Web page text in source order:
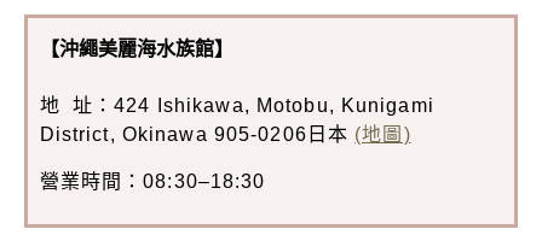
【沖繩美麗海水族館】
地 址：424 Ishikawa, Motobu, Kunigami
District, Okinawa 905-0206日本 (地圖)
營業時間：08:30–18:30